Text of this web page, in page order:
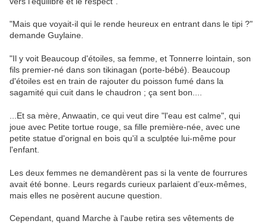
"Mais que voyait-il qui le rende heureux en entrant dans le tipi ?"
demande Guylaine.
"Il y voit Beaucoup d'étoiles, sa femme, et Tonnerre lointain, son
fils premier-né dans son tikinagan (porte-bébé). Beaucoup
d'étoiles est en train de rajouter du poisson fumé dans la
sagamité qui cuit dans le chaudron ; ça sent bon....
...Et sa mère, Anwaatin, ce qui veut dire "l'eau est calme", qui
joue avec Petite tortue rouge, sa fille première-née, avec une
petite statue d'orignal en bois qu'il a sculptée lui-même pour
l'enfant.
Les deux femmes ne demandèrent pas si la vente de fourrures
avait été bonne. Leurs regards curieux parlaient d’eux-mêmes,
mais elles ne posèrent aucune question.
Cependant, quand Marche à l'aube retira ses vêtements de